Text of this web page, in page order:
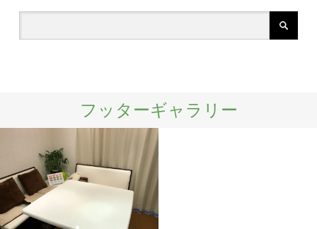
フッターギャラリー